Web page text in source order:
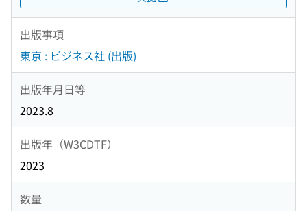
出版事項
東京 : ビジネス社 (出版)
出版年月日等
2023.8
出版年（W3CDTF）
2023
数量